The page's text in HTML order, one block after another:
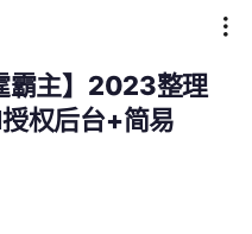
霸主】2023整理
权后台+简易